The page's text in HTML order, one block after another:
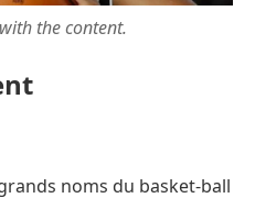
the content.
noms du basket-ball